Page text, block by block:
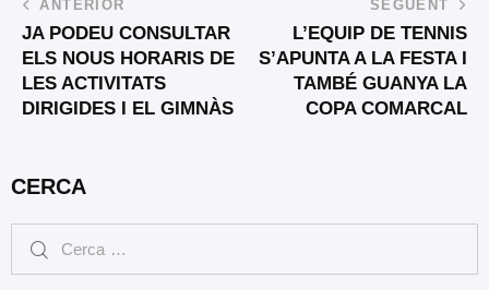
ANTERIOR
JA PODEU CONSULTAR
ELS NOUS HORARIS DE
LES ACTIVITATS
DIRIGIDES I EL GIMNÀS
SEGÜENT
L’EQUIP DE TENNIS
S’APUNTA A LA FESTA I
TAMBÉ GUANYA LA
COPA COMARCAL
CERCA